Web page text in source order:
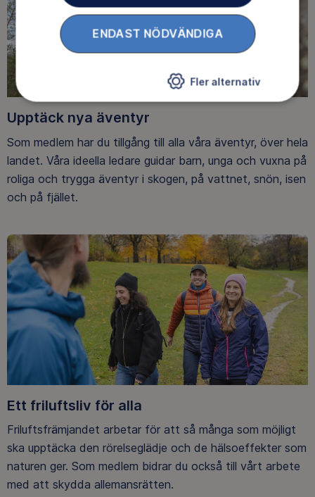
Upptäck nya äventyr
Som medlem har du tillgång till alla våra äventyr, över hela
landet. Våra ideella ledare guidar barn, unga och vuxna på
roliga och trygga äventyr i skogen, på vattnet, snön, isen
och på fjället.
Ett friluftsliv för alla
Friluftsfrämjandet arbetar för att så många som möjligt
ska upptäcka den rörelseglädje och de hälsoeffekter som
naturen ger. Som medlem bidrar du också till vårt arbete
med att skydda allemansrätten.
ENDAST NÖDVÄNDIGA
Fler alternativ